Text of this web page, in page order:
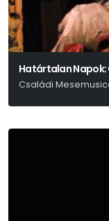
Határtalan Napok:
Családi